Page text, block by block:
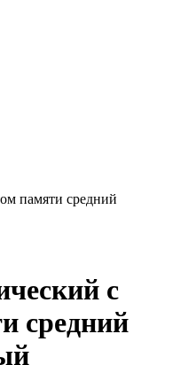
памяти средний
с
средний